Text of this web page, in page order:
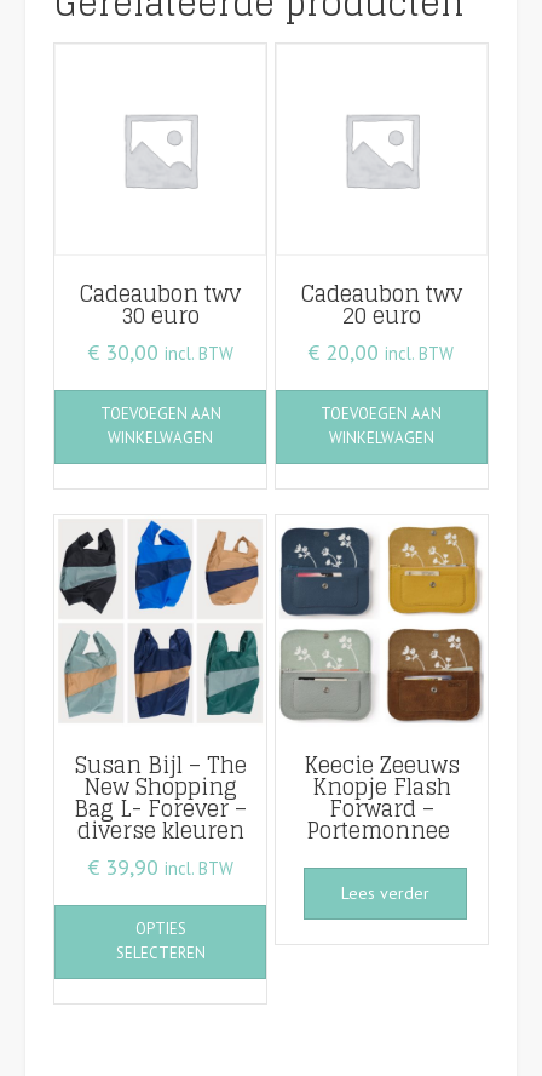
Cadeaubon twv
30 euro
€30,00 incl. BTW
TOEVOEGEN AAN
WINKELWAGEN
Cadeaubon twv
20 euro
€ 20,00 incl. BTW
TOEVOEGEN AAN
WINKELWAGEN
Susan Bijl – The
New Shopping
Bag L- Forever –
diverse kleuren
€39,90 incl. BTW
OPTIES
SELECTEREN
Dit
Keecie Zeeuws
Knopje Flash
Forward –
Portemonnee
Lees verder